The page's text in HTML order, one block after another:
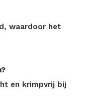
waardoor het
en krimpvrij bij